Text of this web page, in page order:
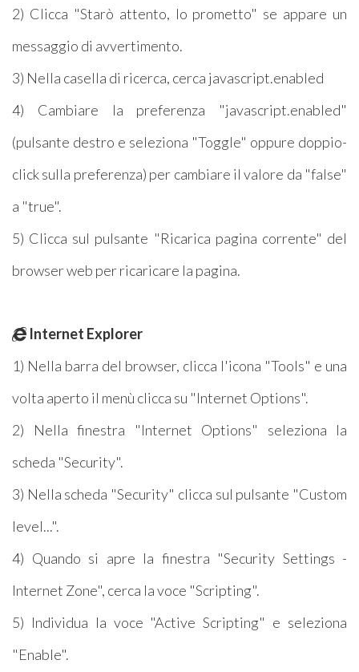
2) Clicca "Starò attento, lo prometto" se appare un
messaggio di avvertimento.
3) Nella casella di ricerca, cerca javascript.enabled
4) Cambiare la preferenza "javascript.enabled"
(pulsante destro e seleziona "Toggle" oppure doppio-
click sulla preferenza) per cambiare il valore da "false"
a "true".
5) Clicca sul pulsante "Ricarica pagina corrente" del
browser web per ricaricare la pagina.
Internet Explorer
1) Nella barra del browser, clicca l'icona "Tools" e una
volta aperto il menù clicca su "Internet Options".
2) Nella finestra "Internet Options" seleziona la
scheda "Security".
3) Nella scheda "Security" clicca sul pulsante "Custom
level...".
4) Quando si apre la finestra "Security Settings -
Internet Zone", cerca la voce "Scripting".
5) Individua la voce "Active Scripting" e seleziona
"Enable".